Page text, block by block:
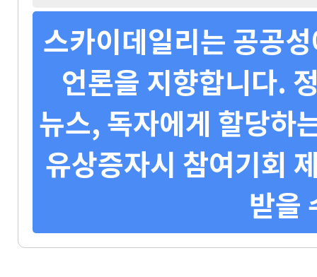
스카이데일리는 공공
언론을 지향합니다.
뉴스, 독자에게 할당하
유상증자시 참여기회
받을